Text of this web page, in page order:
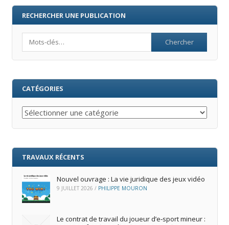
RECHERCHER UNE PUBLICATION
CATÉGORIES
Catégories
TRAVAUX RÉCENTS
Nouvel ouvrage : La vie juridique des jeux vidéo
9 JUILLET 2026 / PHILIPPE MOURON
Le contrat de travail du joueur d’e‑sport mineur :